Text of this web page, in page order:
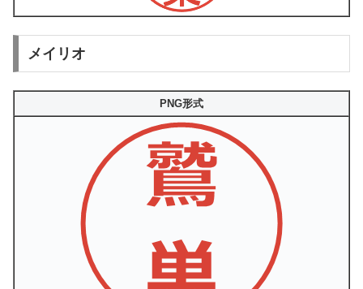
メイリオ
PNG形式